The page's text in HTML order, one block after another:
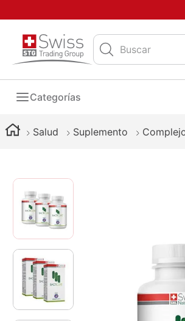
Buscar
Categorías
Salud Suplemento